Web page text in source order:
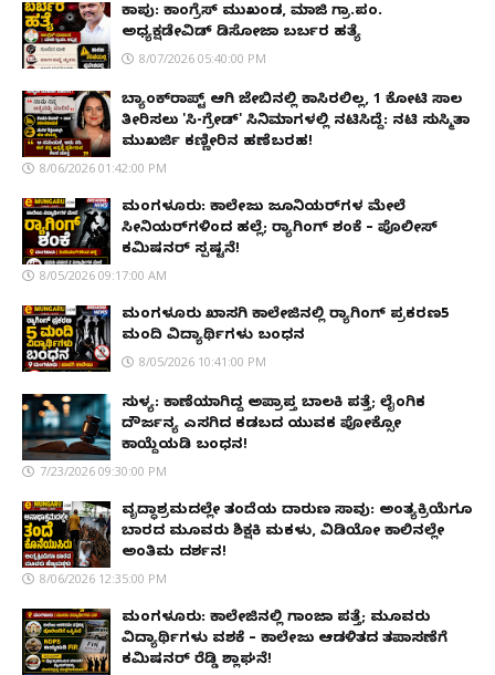
ಕಾಪು: ಕಾಂಗ್ರೆಸ್ ಮುಖಂಡ, ಮಾಜಿ ಗ್ರಾ.ಪಂ.
ಅಧ್ಯಕ್ಷಡೇವಿಡ್ ಡಿಸೋಜಾ ಬರ್ಬರ ಹತ್ಯೆ
8/07/2026 05:40:00 PM
ಬ್ಯಾಂಕ್‌ರಾಪ್ಟ್‌ ಆಗಿ ಜೇಬಿನಲ್ಲಿ ಕಾಸಿರಲಿಲ್ಲ, ₹1 ಕೋಟಿ ಸಾಲ
ತೀರಿಸಲು 'ಸಿ-ಗ್ರೇಡ್' ಸಿನಿಮಾಗಳಲ್ಲಿ ನಟಿಸಿದ್ದೆ: ನಟಿ ಸುಸ್ಮಿತಾ
ಮುಖರ್ಜಿ ಕಣ್ಣೀರಿನ ಹಣೆಬರಹ!
8/06/2026 01:42:00 PM
ಮಂಗಳೂರು: ಕಾಲೇಜು ಜೂನಿಯರ್‌ಗಳ ಮೇಲೆ
ಸೀನಿಯರ್‌ಗಳಿಂದ ಹಲ್ಲೆ; ರ‌್ಯಾಗಿಂಗ್ ಶಂಕೆ – ಪೊಲೀಸ್
ಕಮಿಷನರ್ ಸ್ಪಷ್ಟನೆ!
8/05/2026 09:17:00 AM
ಮಂಗಳೂರು ಖಾಸಗಿ ಕಾಲೇಜಿನಲ್ಲಿ ರ‌್ಯಾಗಿಂಗ್ ಪ್ರಕರಣ5
ಮಂದಿ ವಿದ್ಯಾರ್ಥಿಗಳು ಬಂಧನ
8/05/2026 10:41:00 PM
ಸುಳ್ಯ: ಕಾಣೆಯಾಗಿದ್ದ ಅಪ್ರಾಪ್ತ ಬಾಲಕಿ ಪತ್ತೆ; ಲೈಂಗಿಕ
ದೌರ್ಜನ್ಯ ಎಸಗಿದ ಕಡಬದ ಯುವಕ ಪೋಕ್ಸೋ
ಕಾಯ್ದೆಯಡಿ ಬಂಧನ!
7/23/2026 09:30:00 PM
ವೃದ್ಧಾಶ್ರಮದಲ್ಲೇ ತಂದೆಯ ದಾರುಣ ಸಾವು: ಅಂತ್ಯಕ್ರಿಯೆಗೂ
ಬಾರದ ಮೂವರು ಶಿಕ್ಷಕಿ ಮಕಳು, ವಿಡಿಯೋ ಕಾಲಿನಲ್ಲೇ
ಅಂತಿಮ ದರ್ಶನ!
8/06/2026 12:35:00 PM
ಮಂಗಳೂರು: ಕಾಲೇಜಿನಲ್ಲಿ ಗಾಂಜಾ ಪತ್ತೆ; ಮೂವರು
ವಿದ್ಯಾರ್ಥಿಗಳು ವಶಕ್ಕೆ – ಕಾಲೇಜು ಆಡಳಿತದ ತಪಾಸಣೆಗೆ
ಕಮಿಷನರ್ ರೆಡ್ಡಿ ಶ್ಲಾಘನೆ!